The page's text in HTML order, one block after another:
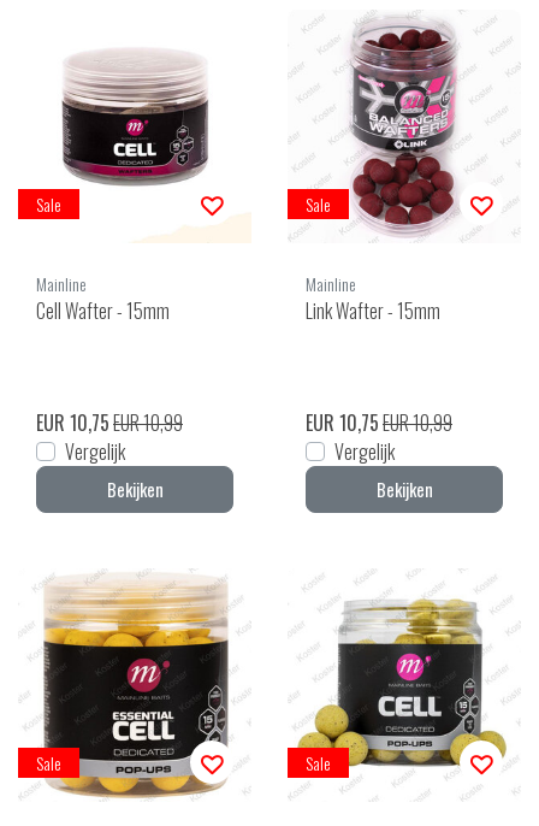
Sale
Mainline
Cell Wafter - 15mm
EUR 10,75EUR 10,99
Vergelijk
Bekijken
Sale
Mainline
Link Wafter - 15mm
EUR 10,75EUR 10,99
Vergelijk
Bekijken
Sale Sale